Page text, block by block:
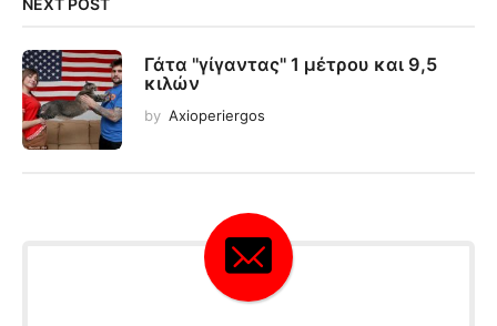
NEXT POST
Γάτα "γίγαντας" 1 μέτρου και 9,5
κιλών
by Axioperiergos